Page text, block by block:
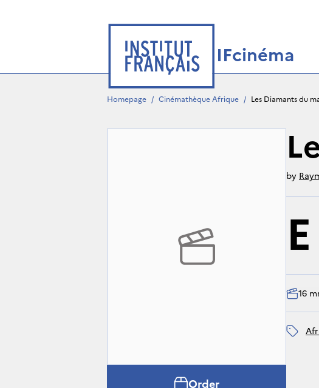
IFcinéma
Homepage / Cinémathèque Afrique / Les Diamants du
Order
by
E
16